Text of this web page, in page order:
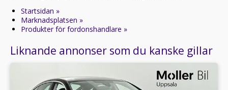
Startsidan »
Marknadsplatsen »
Produkter för fordonshandlare »
Liknande annonser som du kanske gillar